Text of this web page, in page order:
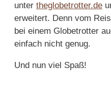
unter theglobetrotter.de
erweitert. Denn vom
bei einem Globetrotter
einfach nicht genug.
Und nun viel Spaß!